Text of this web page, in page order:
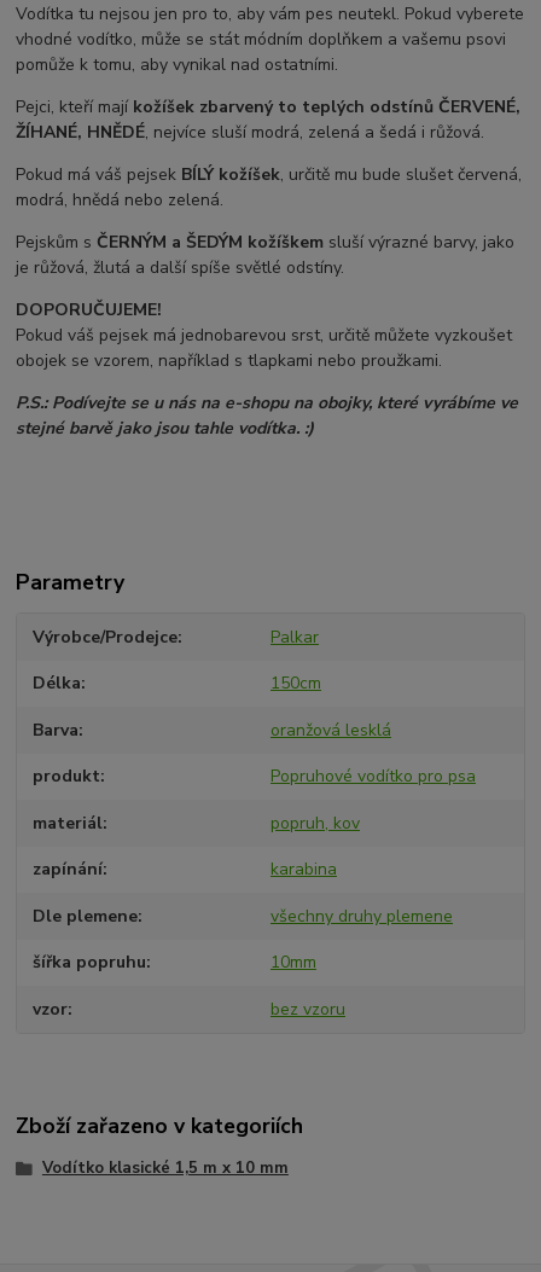
Vodítka tu nejsou jen pro to, aby vám pes neutekl. Pokud vyberete
vhodné vodítko, může se stát módním doplňkem a vašemu psovi
pomůže k tomu, aby vynikal nad ostatními.
Pejci, kteří mají kožíšek zbarvený to teplých odstínů ČERVENÉ,
ŽÍHANÉ, HNĚDÉ, nejvíce sluší modrá, zelená a šedá i růžová.
Pokud má váš pejsek BÍLÝ kožíšek, určitě mu bude slušet červená,
modrá, hnědá nebo zelená.
Pejskům s ČERNÝM a ŠEDÝM kožíškem sluší výrazné barvy, jako
je růžová, žlutá a další spíše světlé odstíny.
DOPORUČUJEME!
Pokud váš pejsek má jednobarevou srst, určitě můžete vyzkoušet
obojek se vzorem, například s tlapkami nebo proužkami.
P.S.: Podívejte se u nás na e-shopu na obojky, které vyrábíme ve
stejné barvě jako jsou tahle vodítka. :)
Parametry
Výrobce/Prodejce Palkar
Délka 150cm
Barva oranžová lesklá
produkt Popruhové vodítko pro psa
materiál popruh, kov
zapínání karabina
Dle plemene všechny druhy plemene
šířka popruhu 10mm
vzor bez vzoru
Zboží zařazeno v kategoriích
Vodítko klasické 1,5 m x 10 mm